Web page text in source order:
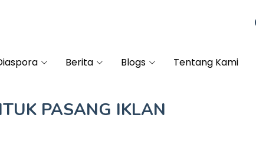
Berita Blogs Tentang Kami
PASANG IKLAN